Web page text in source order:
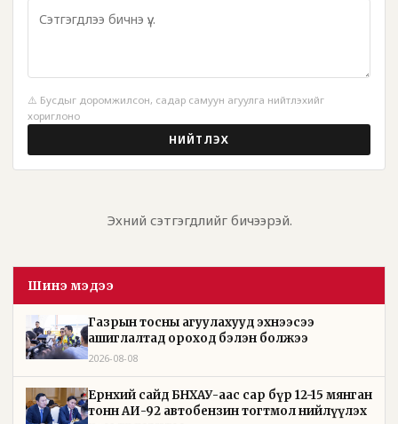
⚠️ Бусдыг доромжилсон, садар самуун агуулга нийтлэхийг
хориглоно
НИЙТЛЭХ
Эхний сэтгэгдлийг бичээрэй.
Шинэ мэдээ
Газрын тосны агуулахууд эхнээсээ
ашиглалтад ороход бэлэн болжээ
2026-08-08
Ерөнхий сайд БНХАУ-аас сар бүр 12-15 мянган
тонн АИ-92 автобензин тогтмол нийлүүлэх